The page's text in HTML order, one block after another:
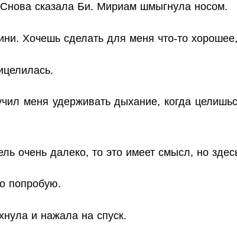
сказала Би. Мириам шмыгнула носом.
Хочешь сделать для меня что-то
меня удерживать дыхание, когда
очень далеко, то это имеет смысл, но
попробую.
и нажала на спуск.